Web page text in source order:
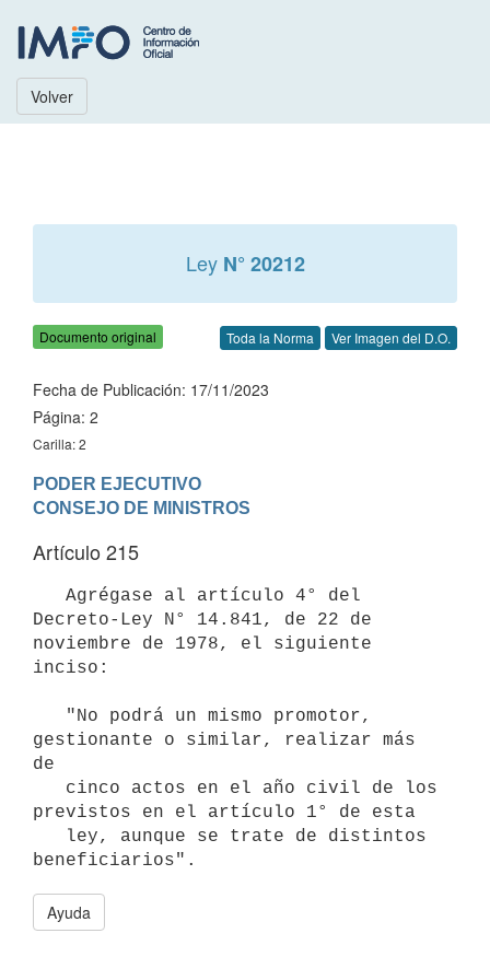
Volver
Ley N° 20212
Documento original Toda la Norma Ver Imagen del D.O.
Fecha de Publicación: 17/11/2023
Página: 2
Carilla: 2
PODER EJECUTIVO
Artículo 215
Decreto-Ley N° 14.841, de 22 de
noviembre de 1978, el siguiente
inciso:
gestionante o similar, realizar más
de
previstos en el artículo 1° de esta
Ayuda